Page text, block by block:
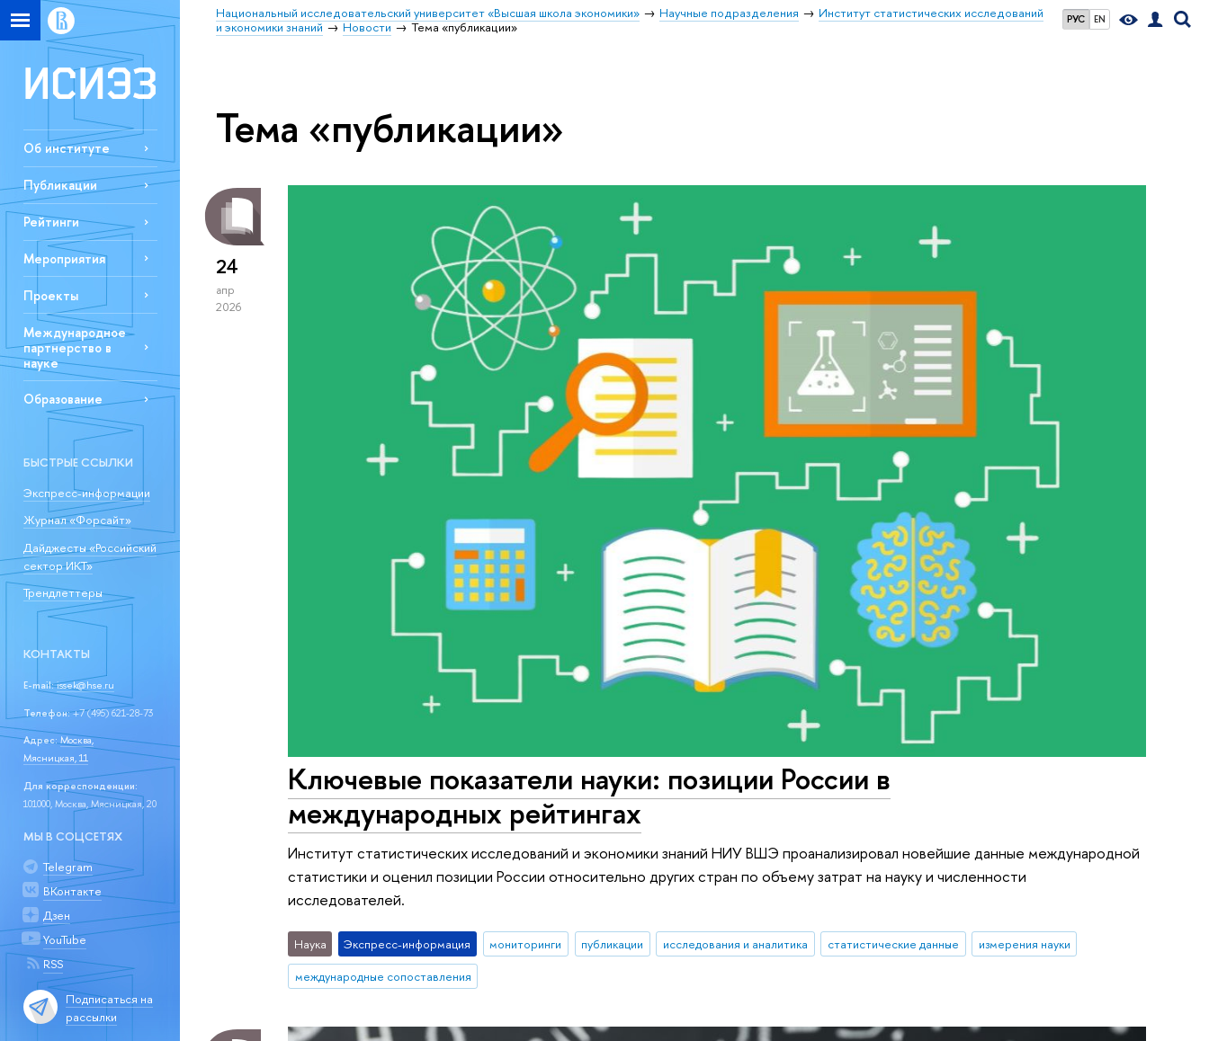
РУС EN
Национальный исследовательский университет «Высшая школа экономики» Научные подразделения
Институт статистических исследований
и экономики знаний
Новости Тема «публикации»
Об институте
Публикации
Рейтинги
Мероприятия
Проекты
Международное
партнерство в
науке
Образование
БЫСТРЫЕ ССЫЛКИ
Экспресс-информации
Журнал «Форсайт»
Дайджесты «Российский
сектор ИКТ»
Трендлеттеры
КОНТАКТЫ
E-mail:issek@hse.ru
Телефон:+7 (495) 621-28-73
Адрес: Москва,
Мясницкая, 11
Для корреспонденции:
101000, Москва, Мясницкая, 20
МЫ В СОЦСЕТЯХ
Telegram
ВКонтакте
Дзен
YouTube
RSS
Подписаться на
рассылки
Тема «публикации»
24
апр
2026
Ключевые показатели науки: позиции России в
международных рейтингах
Институт статистических исследований и экономики знаний НИУ ВШЭ проанализировал новейшие данные международной
статистики и оценил позиции России относительно других стран по объему затрат на науку и численности
исследователей.
Наука Экспресс-информация мониторинги публикации исследования и аналитика статистические данные
измерения науки
международные сопоставления